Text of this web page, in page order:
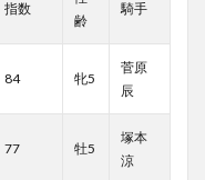
指数
齢
騎手
84 牝5
菅原
辰
77 牡5
塚本
涼